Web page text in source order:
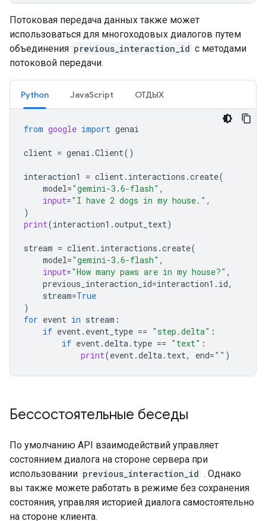
Потоковая передача данных также может
использоваться для многоходовых диалогов путем
объединения previous_interaction_id с методами
потоковой передачи.
Python JavaScript ОТДЫХ
from google import genai
client = genai .Client()
interaction1 = client. interactions .create(
model="gemini-3.6-flash" ,
input="I have 2 dogs in my house." ,
)
print(interaction1 .output_text)
stream = client. interactions .create(
model="gemini-3.6-flash" ,
input="How many paws are in my house?" ,
previous_interaction_id=interaction1 . id,
stream=True
)
for event in stream :
if event. event_type == "step.delta" :
if event.delta. type == "text" :
print(event.delta. text, end="" )
Бессостоятельные беседы
По умолчанию API взаимодействий управляет
состоянием диалога на стороне сервера при
использовании previous_interaction_id . Однако
вы также можете работать в режиме без сохранения
состояния, управляя историей диалога самостоятельно
на стороне клиента.